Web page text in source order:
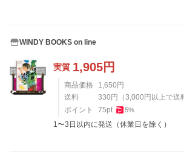
WINDY BOOKS on line
実質 1,905円
商品価格 1,650 円
送料
330 円 （3,000 円以上で送
ポイント
75pt 5%
1〜3日以内に発送（休業日を除く）